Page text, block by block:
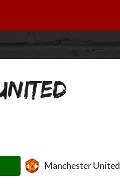
Manchester United